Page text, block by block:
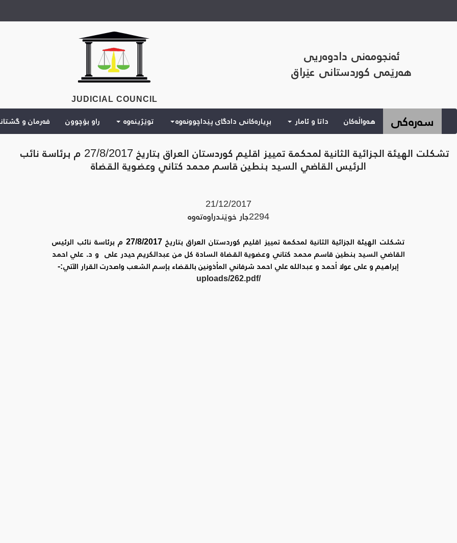
ئەنجومەنی دادوەریی
هەرێمی کوردستانی عێراق
JUDICIAL COUNCIL
سەرەکی هەواڵەکان داتا و ئامار بڕیارەکانی دادگای پێداچوونەوە توێژینەوە راو بۆچوون فەرمان و
تشكلت الهيئة الجزائية الثانية لمحكمة تمييز اقليم كوردستان العراق بتاريخ 27/8/2017 م برئاسة نائب
الرئيس القاضي السيد بنطين قاسم محمد كتاني وعضوية القضاة
21/12/2017
2294جار خوێندراوه‌ته‌وه‌
تشكلت الهيئة الجزائية الثانية لمحكمة تمييز اقليم كوردستان العراق بتاريخ 27/8/2017 م برئاسة نائب الرئيس
القاضي السيد بنطين قاسم محمد كتاني وعضوية القضاة السادة كل من عبدالكريم حيدر على و د. علي احمد
إبراهيم و على عولا أحمد و عبدالله علي احمد شرفاني المأذونين بالقضاء بإسم الشعب واصدرت القرار الآتي:-
/uploads/262.pdf